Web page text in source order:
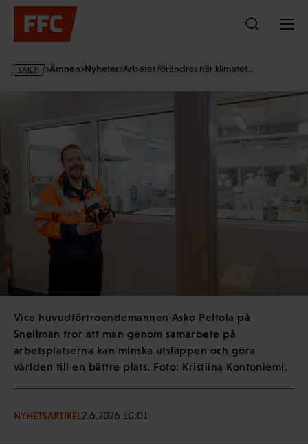
Hoppa
innehållet
s
Ämnen Nyheter Arbetet förändras när klimatet…
Vice huvudförtroendemannen Asko Peltola på
Snellman tror att man genom samarbete på
arbetsplatserna kan minska utsläppen och göra
världen till en bättre plats. Foto: Kristiina Kontoniemi.
NYHETSARTIKEL2.6.2026 10:01